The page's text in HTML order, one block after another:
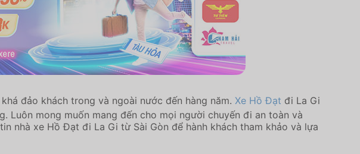
đảo khách trong và ngoài nước đến hàng năm. Xe Hồ Đạt đi La Gi
Luôn mong muốn mang đến cho mọi người chuyến đi an toàn và
nhà xe Hồ Đạt đi La Gi từ Sài Gòn để hành khách tham khảo và lựa